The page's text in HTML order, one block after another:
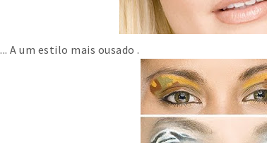
... A um estilo mais ousado .